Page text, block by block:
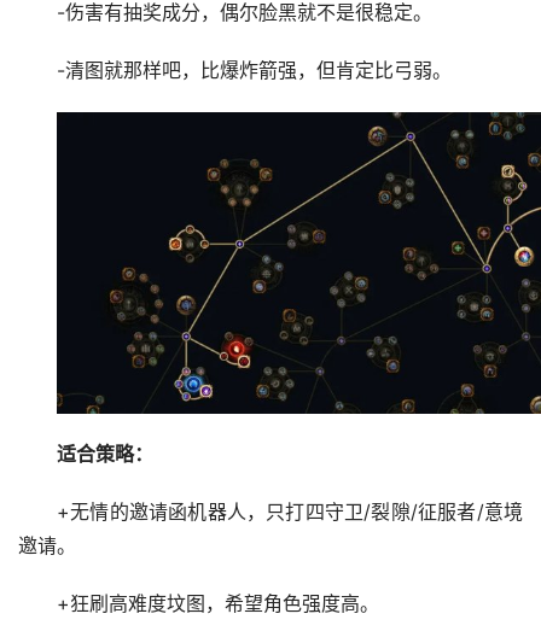
-伤害有抽奖成分，偶尔脸黑就不是很稳定。
-清图就那样吧，比爆炸箭强，但肯定比弓弱。
适合策略：
+无情的邀请函机器人，只打四守卫/裂隙/征服者/意境
邀请。
+狂刷高难度坟图，希望角色强度高。